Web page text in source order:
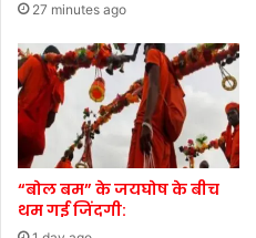
27 minutes ago
“बोल बम” के जयघोष के बीच
थम गई जिंदगी: